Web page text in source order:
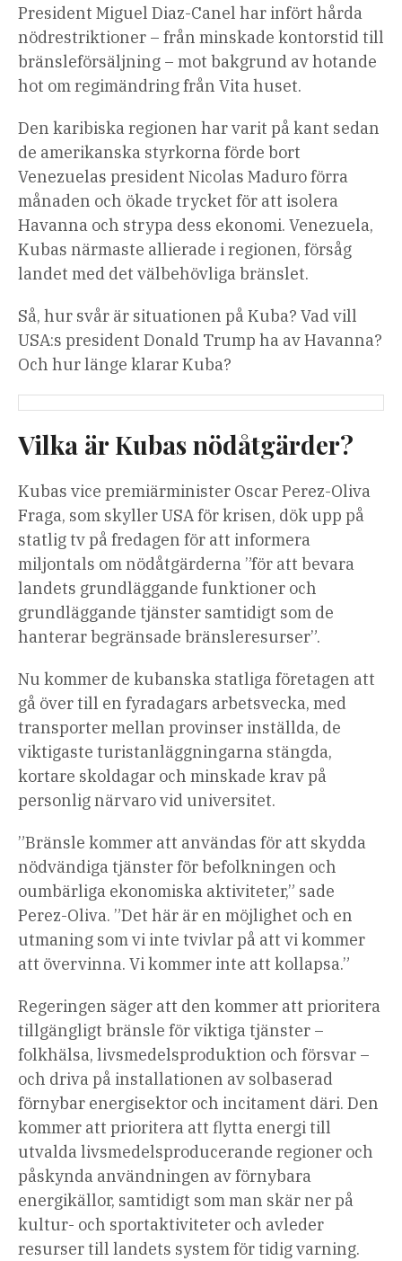
President Miguel Diaz-Canel har infört hårda
nödrestriktioner – från minskade kontorstid till
bränsleförsäljning – mot bakgrund av hotande
hot om regimändring från Vita huset.
Den karibiska regionen har varit på kant sedan
de amerikanska styrkorna förde bort
Venezuelas president Nicolas Maduro förra
månaden och ökade trycket för att isolera
Havanna och strypa dess ekonomi. Venezuela,
Kubas närmaste allierade i regionen, försåg
landet med det välbehövliga bränslet.
Så, hur svår är situationen på Kuba? Vad vill
USA:s president Donald Trump ha av Havanna?
Och hur länge klarar Kuba?
Vilka är Kubas nödåtgärder?
Kubas vice premiärminister Oscar Perez-Oliva
Fraga, som skyller USA för krisen, dök upp på
statlig tv på fredagen för att informera
miljontals om nödåtgärderna ”för att bevara
landets grundläggande funktioner och
grundläggande tjänster samtidigt som de
hanterar begränsade bränsleresurser”.
Nu kommer de kubanska statliga företagen att
gå över till en fyradagars arbetsvecka, med
transporter mellan provinser inställda, de
viktigaste turistanläggningarna stängda,
kortare skoldagar och minskade krav på
personlig närvaro vid universitet.
”Bränsle kommer att användas för att skydda
nödvändiga tjänster för befolkningen och
oumbärliga ekonomiska aktiviteter,” sade
Perez-Oliva. ”Det här är en möjlighet och en
utmaning som vi inte tvivlar på att vi kommer
att övervinna. Vi kommer inte att kollapsa.”
Regeringen säger att den kommer att prioritera
tillgängligt bränsle för viktiga tjänster –
folkhälsa, livsmedelsproduktion och försvar –
och driva på installationen av solbaserad
förnybar energisektor och incitament däri. Den
kommer att prioritera att flytta energi till
utvalda livsmedelsproducerande regioner och
påskynda användningen av förnybara
energikällor, samtidigt som man skär ner på
kultur- och sportaktiviteter och avleder
resurser till landets system för tidig varning.